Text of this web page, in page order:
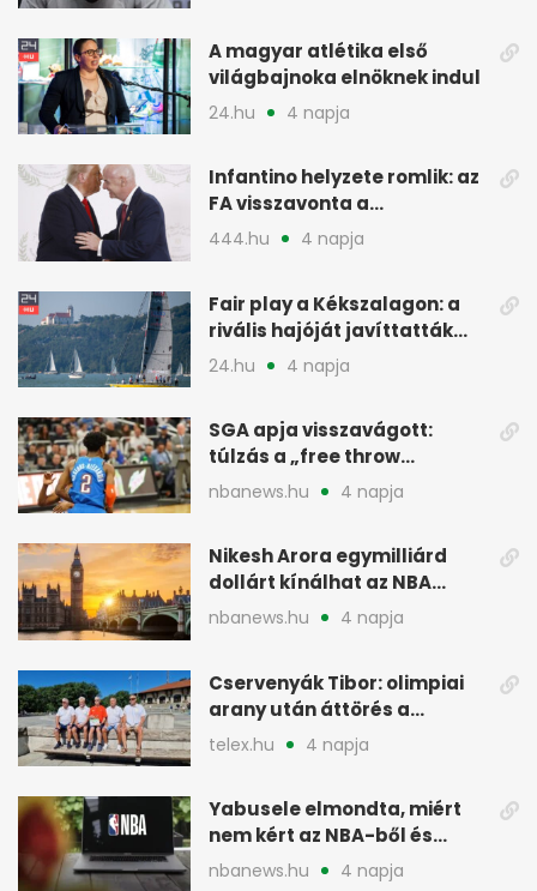
A magyar atlétika első
világbajnoka elnöknek indul
24.hu 4 napja
Infantino helyzete romlik: az
FA visszavonta a
támogatását, jöhet a
444.hu 4 napja
Fair play a Kékszalagon: a
rivális hajóját javíttatták
meg
24.hu 4 napja
SGA apja visszavágott:
túlzás a „free throw
merchant” címke?
nbanews.hu 4 napja
Nikesh Arora egymilliárd
dollárt kínálhat az NBA
Europe londoni csapatáért
nbanews.hu 4 napja
Cservenyák Tibor: olimpiai
arany után áttörés a
rákkutatásban
telex.hu 4 napja
Yabusele elmondta, miért
nem kért az NBA-ből és
miért jött Európába
nbanews.hu 4 napja